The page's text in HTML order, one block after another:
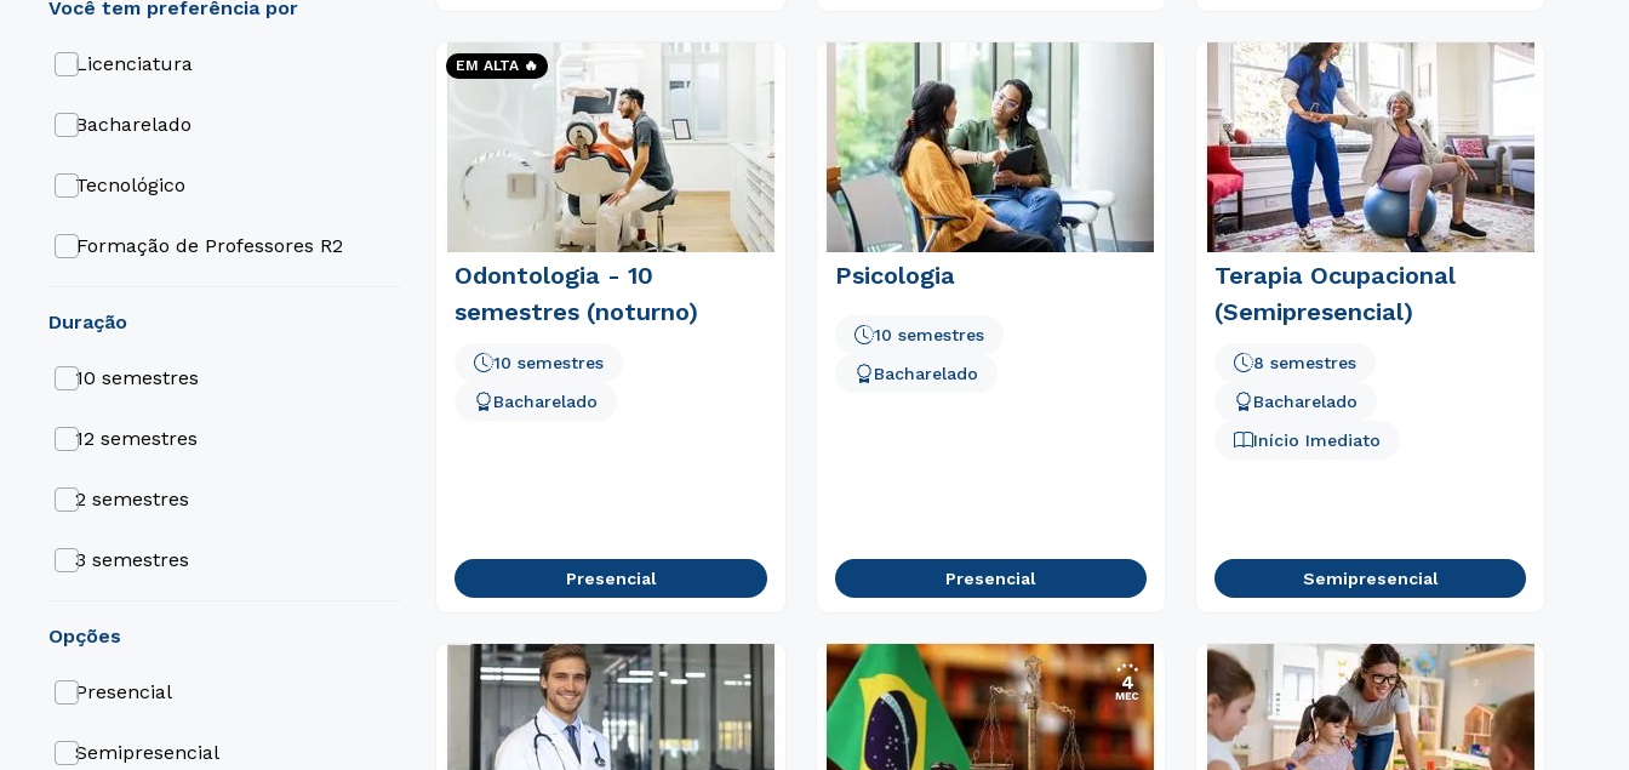
Engenharia e Tecnologia
Gestão e Negócios
Gastronomia e Hospitalidade
duração
10 semestres
12 semestres
2 semestres
3 semestres
5 semestres
6 semestres
opções
Presencial
Semipresencial
Licenciatura
Bacharelado
Tecnológico
Formação de Professores R2
EM ALTA 🔥
Odontologia - 10
semestres (noturno)
Bacharelado
10 semestres
Presencial
Psicologia
Bacharelado
10 semestres
Presencial
Terapia Ocupacional
(Semipresencial)
Bacharelado
8 semestres
Início Imediato
Semipresencial